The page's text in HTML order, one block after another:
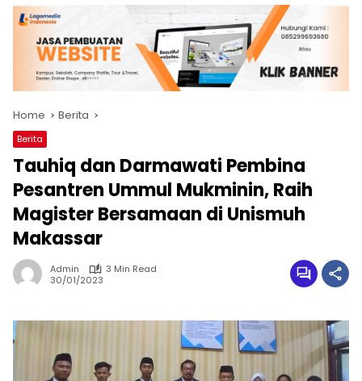
Home Berita
Berita
Tauhiq dan Darmawati Pembina
Pesantren Ummul Mukminin, Raih
Magister Bersamaan di Unismuh
Makassar
Admin
3 Min Read
30/01/2023